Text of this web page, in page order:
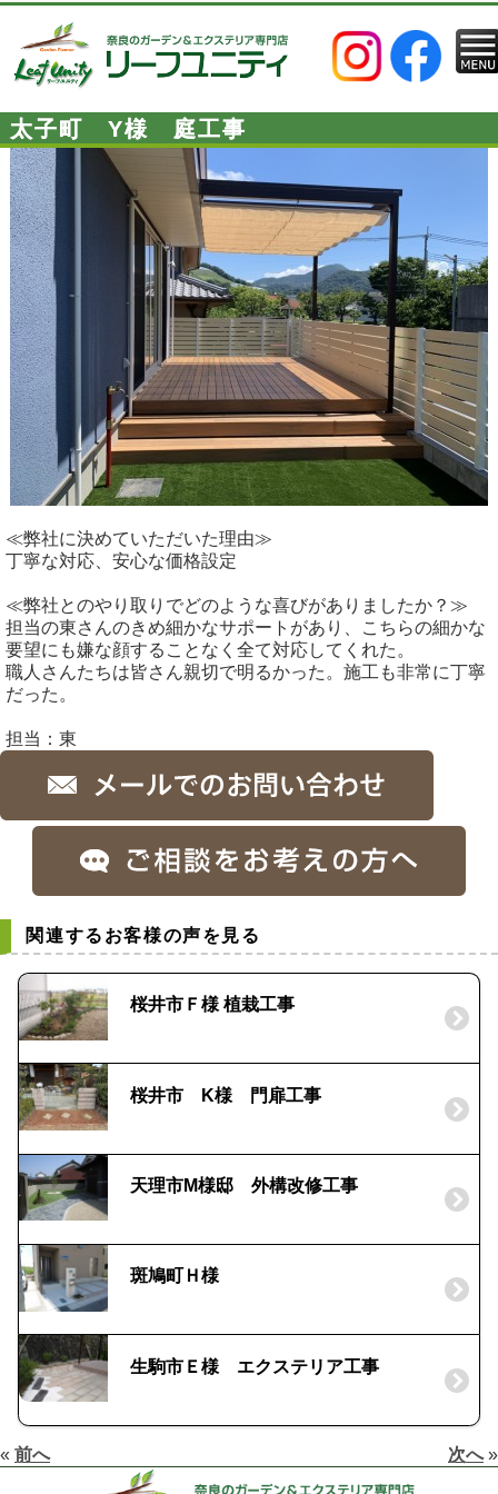
太子町 Y様 庭工事
≪弊社に決めていただいた理由≫
丁寧な対応、安心な価格設定
≪弊社とのやり取りでどのような喜びがありましたか？≫
担当の東さんのきめ細かなサポートがあり、こちらの細かな
要望にも嫌な顔することなく全て対応してくれた。
職人さんたちは皆さん親切で明るかった。施工も非常に丁寧
だった。
担当：東
関連するお客様の声を見る
桜井市Ｆ様 植栽工事
桜井市 K様 門扉工事
天理市M様邸 外構改修工事
斑鳩町Ｈ様
生駒市Ｅ様 エクステリア工事
« 前へ 次へ»